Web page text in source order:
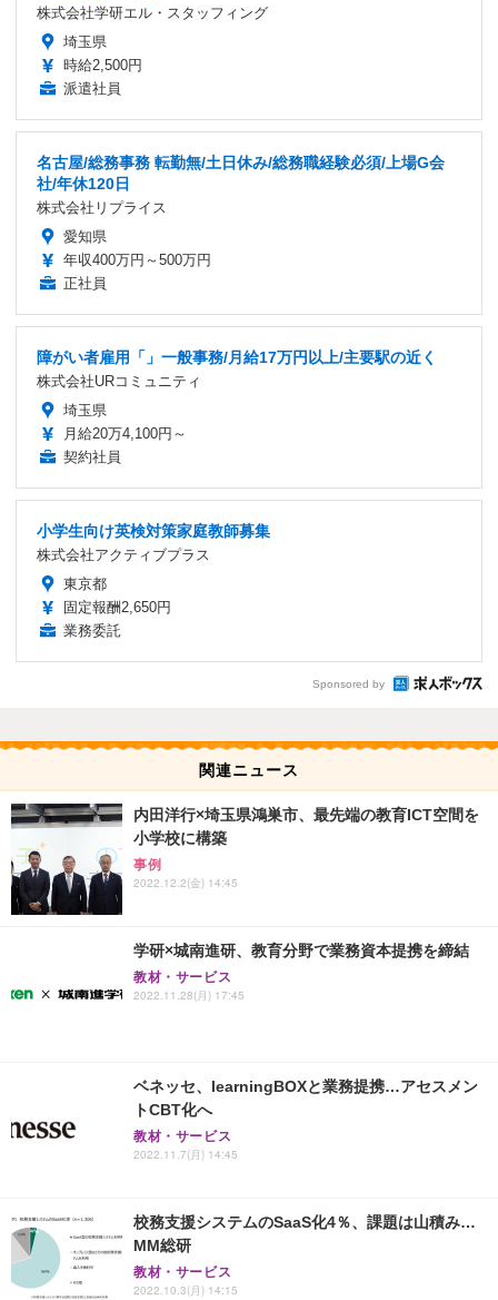
株式会社学研エル・スタッフィング
埼玉県
時給2,500円
派遣社員
名古屋/総務事務 転勤無/土日休み/総務職経験必須/上場G会
社/年休120日
株式会社リプライス
愛知県
年収400万円～500万円
正社員
障がい者雇用「」一般事務/月給17万円以上/主要駅の近く
株式会社URコミュニティ
埼玉県
月給20万4,100円～
契約社員
小学生向け英検対策家庭教師募集
株式会社アクティブプラス
東京都
固定報酬2,650円
業務委託
Sponsored by
関連ニュース
内田洋行×埼玉県鴻巣市、最先端の教育ICT空間を
小学校に構築
事例
2022.12.2(金) 14:45
学研×城南進研、教育分野で業務資本提携を締結
教材・サービス
2022.11.28(月) 17:45
ベネッセ、learningBOXと業務提携…アセスメン
トCBT化へ
教材・サービス
2022.11.7(月) 14:45
校務支援システムのSaaS化4％、課題は山積み…
MM総研
教材・サービス
2022.10.3(月) 14:15